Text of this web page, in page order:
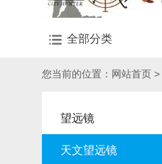
全部分类
您当前的位置： 网站首页 >
望远镜
天文望远镜